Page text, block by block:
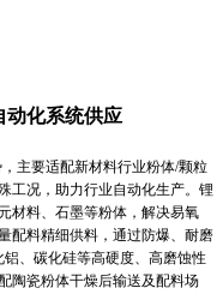
动化系统供应
主要适配新材料行业粉体/颗粒
工况，助力行业自动化生产。锂
材料、石墨等粉体，解决易氧
配料精细供料，通过防爆、耐磨
、碳化硅等高硬度、高磨蚀性
陶瓷粉体干燥后输送及配料场